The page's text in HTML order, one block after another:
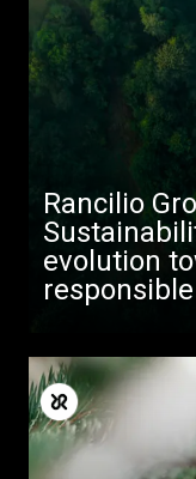
Rancilio
evolution
Alle